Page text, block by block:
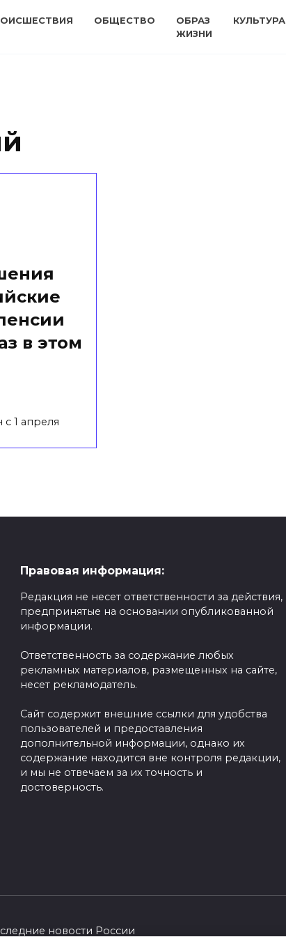
ОБЩЕСТВО
ОБРАЗ
ЖИЗНИ
КУЛЬТУРА
в этом
1 апреля
Правовая информация:
Редакция не несет ответственности за действия,
предпринятые на основании опубликованной
информации.
Ответственность за содержание любых
рекламных материалов, размещенных на сайте,
несет рекламодатель.
Сайт содержит внешние ссылки для удобства
пользователей и предоставления
дополнительной информации, однако их
содержание находится вне контроля редакции,
и мы не отвечаем за их точность и
достоверность.
новости России